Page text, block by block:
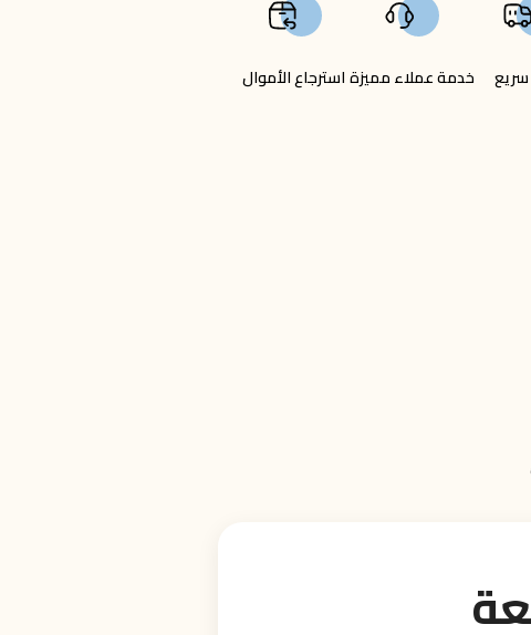
خدمة عملاء مميزةاسترجاع الأموال